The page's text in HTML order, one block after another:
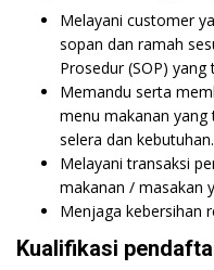
Melayani customer
sopan dan ramah
Prosedur (SOP)
Memandu serta
menu makanan
selera dan kebutuhan.
Melayani transaksi
makanan / masakan
Menjaga kebersihan
Kualifikasi